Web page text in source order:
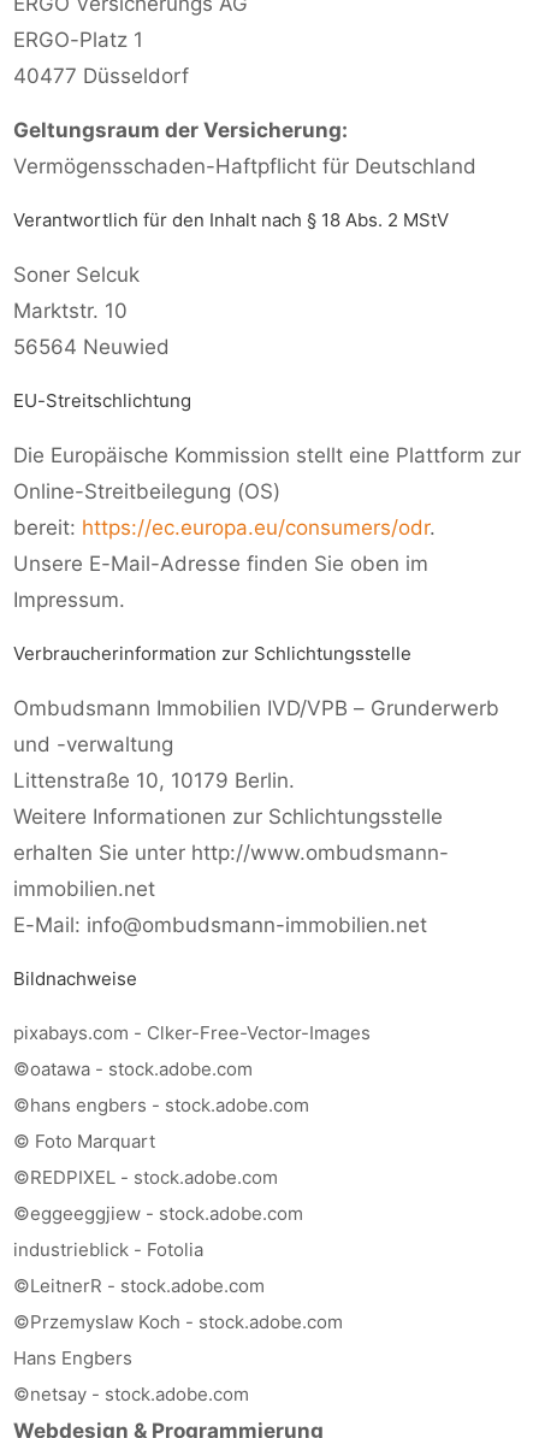
ERGO-Platz 1
40477 Düsseldorf
Geltungsraum der Versicherung:
Vermögensschaden-Haftpflicht für Deutschland
Verantwortlich für den Inhalt nach § 18 Abs. 2 MStV
Soner Selcuk
Marktstr. 10
56564 Neuwied
EU-Streitschlichtung
Die Europäische Kommission stellt eine Plattform zur
Online-Streitbeilegung (OS)
bereit: https://ec.europa.eu/consumers/odr.
Unsere E-Mail-Adresse finden Sie oben im
Impressum.
Verbraucherinformation zur Schlichtungsstelle
Ombudsmann Immobilien IVD/VPB – Grunderwerb
und -verwaltung
Littenstraße 10, 10179 Berlin.
Weitere Informationen zur Schlichtungsstelle
erhalten Sie unter http://www.ombudsmann-
immobilien.net
E-Mail: info@ombudsmann-immobilien.net
Bildnachweise
pixabays.com - Clker-Free-Vector-Images
©oatawa - stock.adobe.com
©hans engbers - stock.adobe.com
© Foto Marquart
©REDPIXEL - stock.adobe.com
©eggeeggjiew - stock.adobe.com
industrieblick - Fotolia
©LeitnerR - stock.adobe.com
©Przemyslaw Koch - stock.adobe.com
Hans Engbers
©netsay - stock.adobe.com
Webdesign & Programmierung